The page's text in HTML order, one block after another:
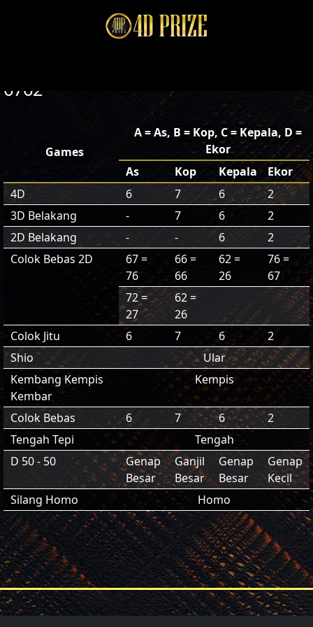
6762
Games
A = As, B = Kop, C = Kepala, D =
Ekor
As
Kop Kepala
Ekor
4D
6 7 6
2
3D Belakang
- 7 6
2
2D Belakang
- - 6
2
Colok Bebas 2D
67 =
76
66 =
66
62 =
26
76 =
67
72 =
27
62 =
26
Colok Jitu
6 7 6
2
Shio
Ular
Kembang Kempis
Kembar
Kempis
Colok Bebas 6 7 6
2
Tengah Tepi
Tengah
D 50 - 50
Genap
Besar
Ganjil
Besar
Genap
Besar
Genap
Kecil
Silang Homo
Homo